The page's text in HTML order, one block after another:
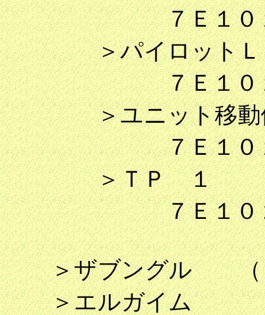
７Ｅ１０１６
＞パイロットＬ
７Ｅ１０１７
＞ユニット移動値
７Ｅ１０１９
＞ＴＰ １
７Ｅ１０２０
＞ザブングル （＋
＞エルガイム